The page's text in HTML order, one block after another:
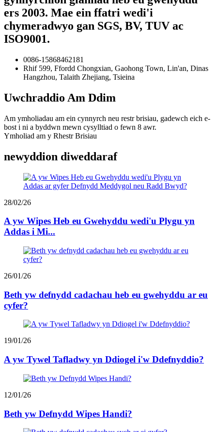
ers 2003. Mae ein ffatri wedi'i
chymeradwyo gan SGS, BV, TUV ac
ISO9001.
0086-15868462181
Rhif 599, Ffordd Chongxian, Gaohong Town, Lin'an, Dinas
Hangzhou, Talaith Zhejiang, Tsieina
Uwchraddio Am Ddim
Am ymholiadau am ein cynnyrch neu restr brisiau, gadewch eich e-
bost i ni a byddwn mewn cysylltiad o fewn 8 awr.
Ymholiad am y Rhestr Brisiau
newyddion diweddaraf
28/02/26
A yw Wipes Heb eu Gwehyddu wedi'u Plygu yn
Addas i Mi...
26/01/26
Beth yw defnydd cadachau heb eu gwehyddu ar eu
cyfer?
19/01/26
A yw Tywel Tafladwy yn Ddiogel i'w Ddefnyddio?
12/01/26
Beth yw Defnydd Wipes Handi?